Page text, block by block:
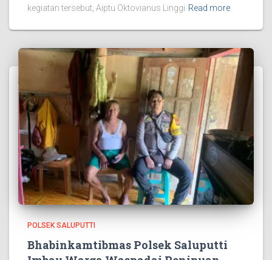
kegiatan tersebut, Aiptu Oktovianus Linggi Read more
POLSEK SALUPUTTI
Bhabinkamtibmas Polsek Saluputti